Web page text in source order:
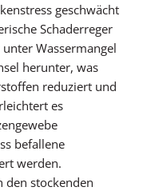
geschwächt
Schaderreger
Wassermangel
herunter, was
reduziert und
es
befallene
werden.
den stockenden